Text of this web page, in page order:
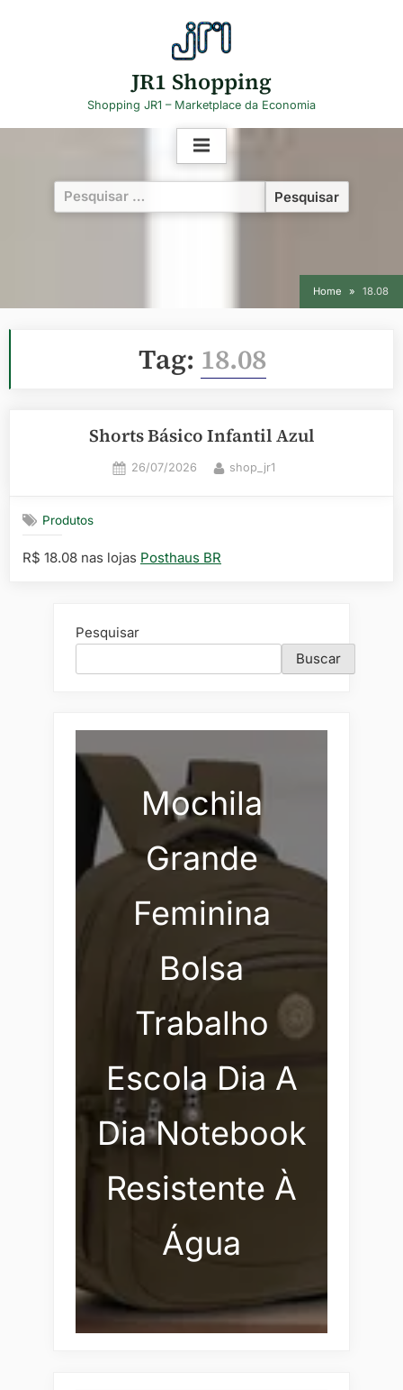
JR1 Shopping
Shopping JR1 – Marketplace da Economia
Pesquisar
por:
Home 18.08
Tag: 18.08
Shorts Básico Infantil Azul
Posted
26/07/2026 By
shop_jr1
Produtos
R$ 18.08 nas lojas Posthaus BR
Pesquisar
Buscar
Mochila
Grande
Feminina
Bolsa
Trabalho
Escola Dia A
Dia Notebook
Resistente À
Água